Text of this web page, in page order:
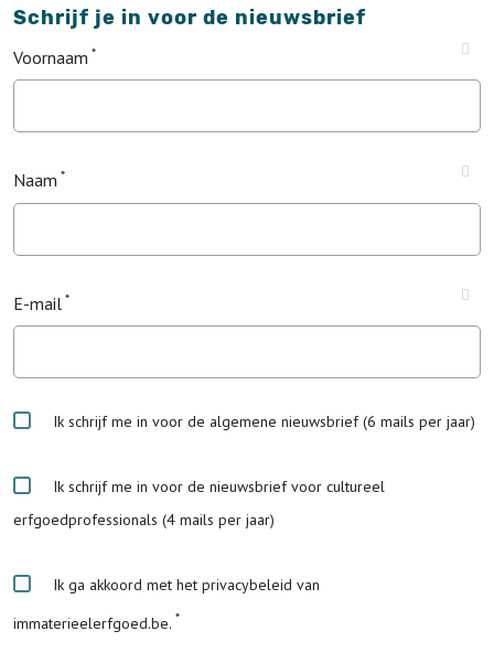
Schrijf je in voor de nieuwsbrief
Voornaam
Naam
E-mail
Ik schrijf me in voor de algemene nieuwsbrief (6 mails per jaar)
Ik schrijf me in voor de nieuwsbrief voor cultureel
erfgoedprofessionals (4 mails per jaar)
Ik ga akkoord met het privacybeleid van
immaterieelerfgoed.be.